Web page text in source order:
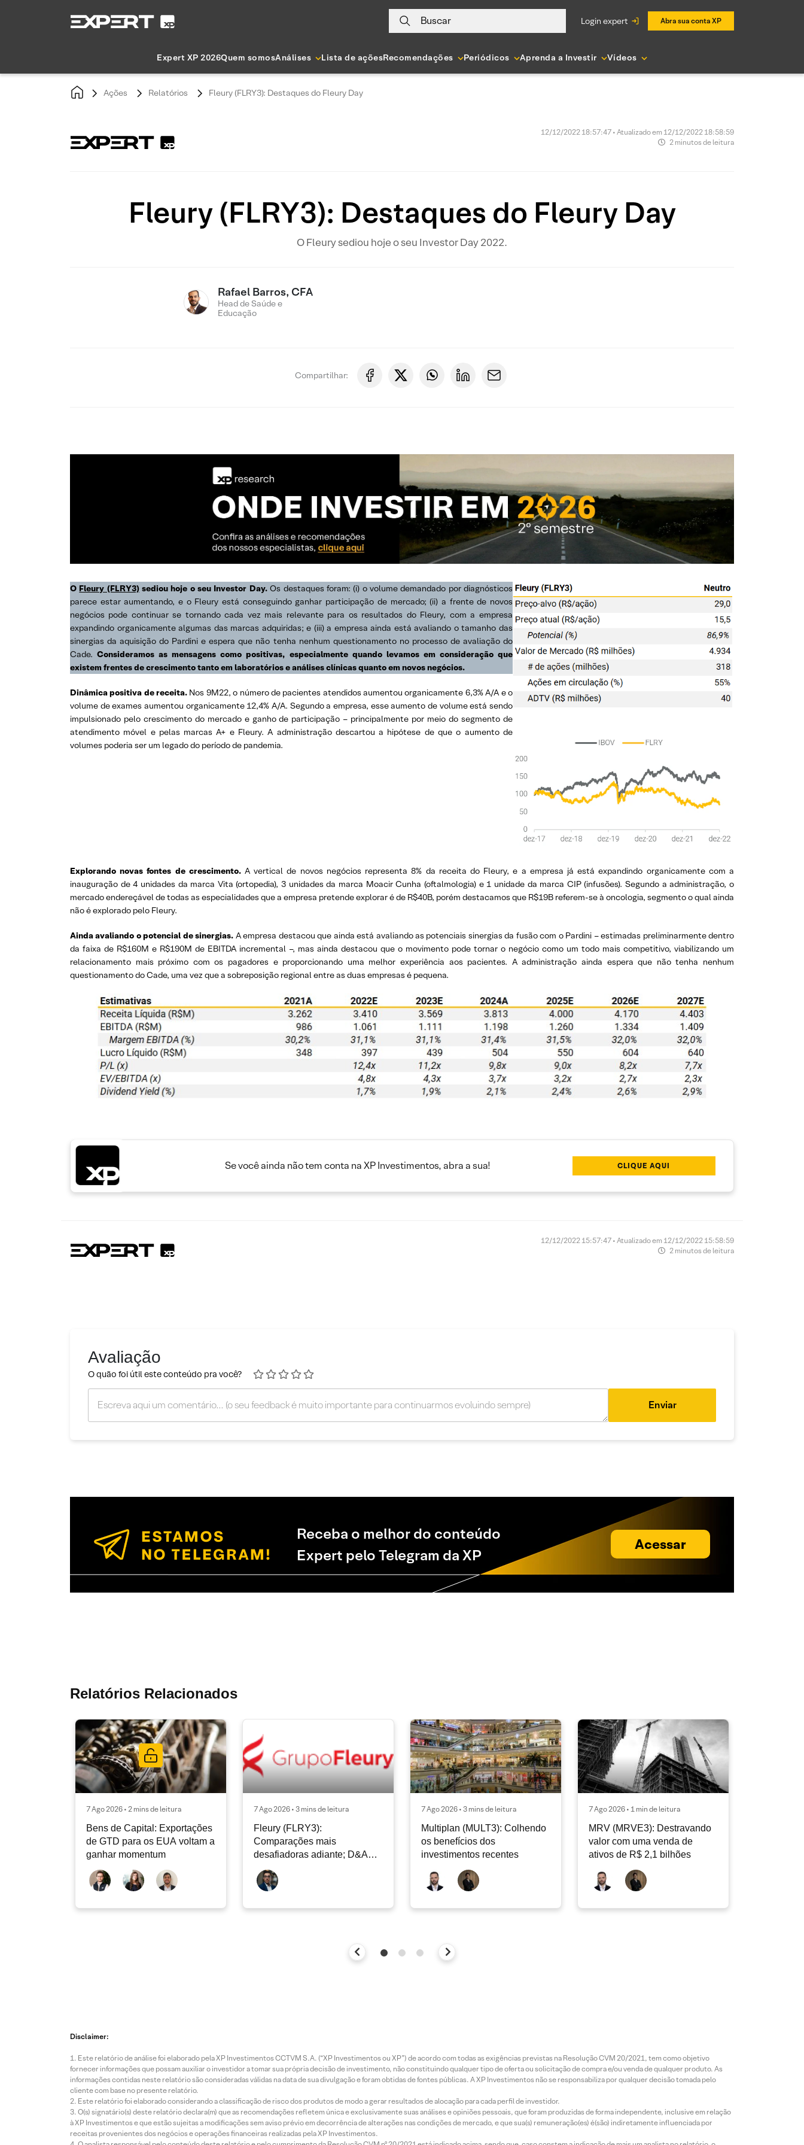
Buscar login expert Abra sua conta XP
Expert XP 2026Quem somosAnálises Lista de açõesRecomendações Periódicos Aprenda a Investir Vídeos
Ações Relatórios Fleury (FLRY3): Destaques do Fleury Day
12/12/2022 18:57:47 • Atualizado em 12/12/2022 18:58:59
2 minutos de leitura
Fleury (FLRY3): Destaques do Fleury Day
O Fleury sediou hoje o seu Investor Day 2022.
Rafael Barros, CFA
Head de Saúde e
Educação
Compartilhar:
O Fleury (FLRY3)sediou hoje o seu Investor Day.Os destaques foram: (i) o volume demandado por diagnósticos
parece estar aumentando, e o Fleury está conseguindo ganhar participação de mercado; (ii) a frente de novos
negócios pode continuar se tornando cada vez mais relevante para os resultados do Fleury, com a empresa
expandindo organicamente algumas das marcas adquiridas; e (iii) a empresa ainda está avaliando o tamanho das
sinergias da aquisição do Pardini e espera que não tenha nenhum questionamento no processo de avaliação do
Cade. Consideramos as mensagens como positivas, especialmente quando levamos em consideração que
existem frentes de crescimento tanto em laboratórios e análises clínicas quanto em novos negócios.
Dinâmica positiva de receita. Nos 9M22, o número de pacientes atendidos aumentou organicamente 6,3% A/A e o
volume de exames aumentou organicamente 12,4% A/A. Segundo a empresa, esse aumento de volume está sendo
impulsionado pelo crescimento do mercado e ganho de participação – principalmente por meio do segmento de
atendimento móvel e pelas marcas A+ e Fleury. A administração descartou a hipótese de que o aumento de
volumes poderia ser um legado do período de pandemia.
Explorando novas fontes de crescimento.A vertical de novos negócios representa 8% da receita do Fleury, e a empresa já está expandindo organicamente com a
inauguração de 4 unidades da marca Vita (ortopedia), 3 unidades da marca Moacir Cunha (oftalmologia) e 1 unidade da marca CIP (infusões). Segundo a administração, o
mercado endereçável de todas as especialidades que a empresa pretende explorar é de R$40B, porém destacamos que R$19B referem-se à oncologia, segmento o qual ainda
não é explorado pelo Fleury.
Ainda avaliando o potencial de sinergias. A empresa destacou que ainda está avaliando as potenciais sinergias da fusão com o Pardini – estimadas preliminarmente dentro
da faixa de R$160M e R$190M de EBITDA incremental –, mas ainda destacou que o movimento pode tornar o negócio como um todo mais competitivo, viabilizando um
relacionamento mais próximo com os pagadores e proporcionando uma melhor experiência aos pacientes. A administração ainda espera que não tenha nenhum
questionamento do Cade, uma vez que a sobreposição regional entre as duas empresas é pequena.
Se você ainda não tem conta na XP Investimentos, abra a sua! CLIQUE AQUI
12/12/2022 15:57:47 • Atualizado em 12/12/2022 15:58:59
2 minutos de leitura
Avaliação
O quão foi útil este conteúdo pra você?
Enviar
Receba o melhor do conteúdo
Expert pelo Telegram da XP
Acessar
Relatórios Relacionados
7 Ago 2026 • 2 mins de leitura
Bens de Capital: Exportações
de GTD para os EUA voltam a
ganhar momentum
7 Ago 2026 • 3 mins de leitura
Fleury (FLRY3):
Comparações mais
desafiadoras adiante; D&A
deve permanecer nos níveis
atuais
7 Ago 2026 • 3 mins de leitura
Multiplan (MULT3): Colhendo
os benefícios dos
investimentos recentes
7 Ago 2026 • 1 min de leitura
MRV (MRVE3): Destravando
valor com uma venda de
ativos de R$ 2,1 bilhões
Disclaimer:
Este relatório de análise foi elaborado pela XP Investimentos CCTVM S.A. (“XP Investimentos ou XP”) de acordo com todas as exigências previstas na Resolução CVM 20/2021, tem como objetivo
fornecer informações que possam auxiliar o investidor a tomar sua própria decisão de investimento, não constituindo qualquer tipo de oferta ou solicitação de compra e/ou venda de qualquer produto. As
informações contidas neste relatório são consideradas válidas na data de sua divulgação e foram obtidas de fontes públicas. A XP Investimentos não se responsabiliza por qualquer decisão tomada pelo
cliente com base no presente relatório.
Este relatório foi elaborado considerando a classificação de risco dos produtos de modo a gerar resultados de alocação para cada perfil de investidor.
O(s) signatário(s) deste relatório declara(m) que as recomendações refletem única e exclusivamente suas análises e opiniões pessoais, que foram produzidas de forma independente, inclusive em relação
à XP Investimentos e que estão sujeitas a modificações sem aviso prévio em decorrência de alterações nas condições de mercado, e que sua(s) remuneração(es) é(são) indiretamente influenciada por
receitas provenientes dos negócios e operações financeiras realizadas pela XP Investimentos.